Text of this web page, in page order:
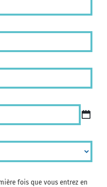
fois que vous entrez en